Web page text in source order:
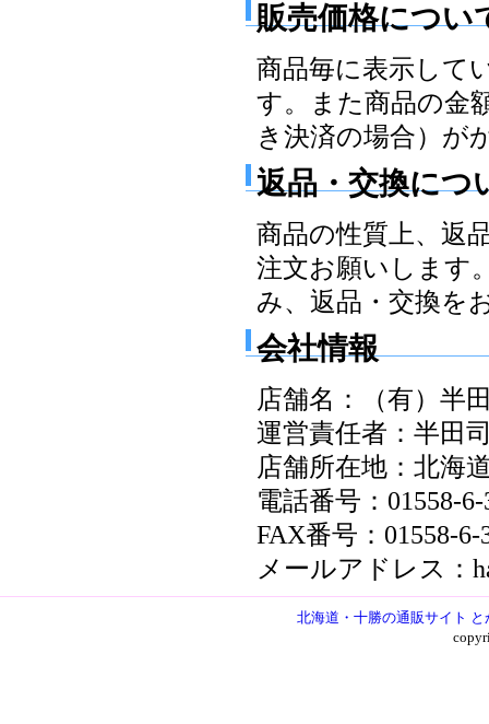
販売価格につい
商品毎に表示して
す。また商品の金
き決済の場合）が
返品・交換につ
商品の性質上、返
注文お願いします
み、返品・交換を
会社情報
店舗名：（有）半
運営責任者：半田
店舗所在地：北海
電話番号：01558-6-
FAX番号：01558-6-
メールアドレス：
北海道・十勝の通販サイト と